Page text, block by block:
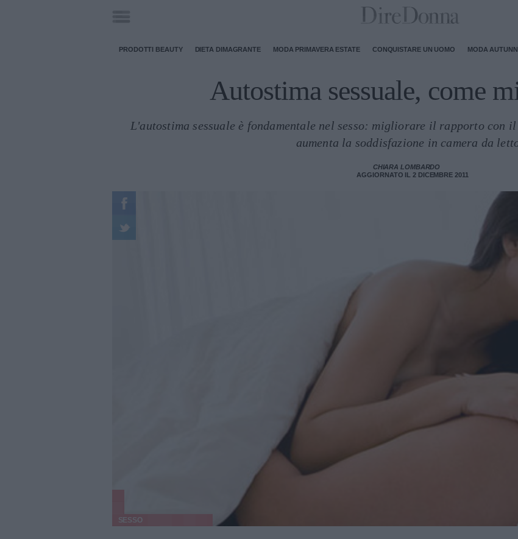
PRODOTTI BEAUTY DIETA DIMAGRANTE MODA PRIMAVERA ESTATE CONQUISTARE UN UOMO MODA
Autostima sessuale, come
L'autostima sessuale è fondamentale nel sesso: migliorare il rapporto con
aumenta la soddisfazione in camera da
CHIARA LOMBARDO
AGGIORNATO IL 2 DICEMBRE 2011
SESSO